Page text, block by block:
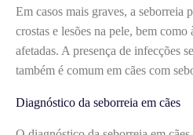
Em casos mais graves, a seborreia
crostas e lesões na pele, bem como
afetadas. A presença de infecções
também é comum em cães com
Diagnóstico da seborreia em cães